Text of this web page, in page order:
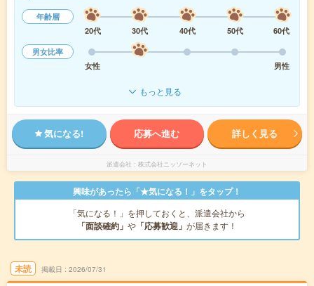
年齢層
20代
30代 40代 50代
60代
男女比率
女性
男性
もっと見る
気になる! 応募へ進む 詳しく見る
派遣会社 株式会社ニッソーネット
興味があったら「★気になる！」をタップ！
「気になる！」を押しておくと、派遣会社から
「面談確約」 や 「応募歓迎」 が届きます！
未読 掲載日 2026/07/31